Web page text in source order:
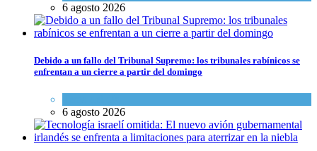
6 agosto 2026
Debido a un fallo del Tribunal Supremo: los tribunales rabínicos se
enfrentan a un cierre a partir del domingo
6 agosto 2026